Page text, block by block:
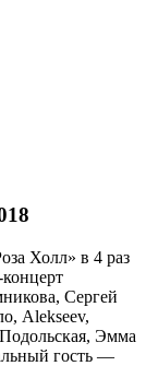
Холл» в 4 раз
Сергей
Alekseev,
Эмма
гость —